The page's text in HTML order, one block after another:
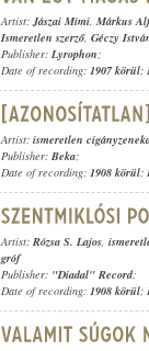
Artist:Jászai Mimi, Márkus
Ismeretlen szerző, Géczy
Publisher: Lyrophon;
Date of recording: 1907 körül;
Artist: ismeretlen
Publisher: Beka;
Date of recording: 1908 körül;
Artist: Rózsa S. Lajos,
gróf
Publisher: "Diadal" Record;
Date of recording: 1908 körül;